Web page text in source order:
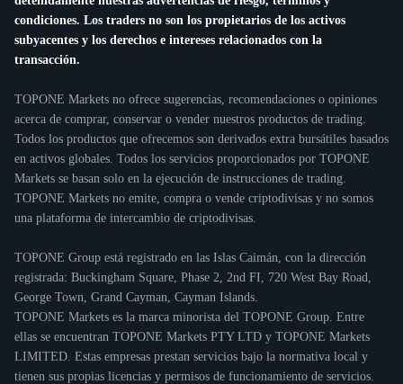
condiciones. Los traders no son los propietarios de los activos
subyacentes y los derechos e intereses relacionados con la
transacción.
TOPONE Markets no ofrece sugerencias, recomendaciones o opiniones
acerca de comprar, conservar o vender nuestros productos de trading.
Todos los productos que ofrecemos son derivados extra bursátiles basados
en activos globales. Todos los servicios proporcionados por TOPONE
Markets se basan solo en la ejecución de instrucciones de trading.
TOPONE Markets no emite, compra o vende criptodivisas y no somos
una plataforma de intercambio de criptodivisas.
TOPONE Group está registrado en las Islas Caimán, con la dirección
registrada: Buckingham Square, Phase 2, 2nd FI, 720 West Bay Road,
George Town, Grand Cayman, Cayman Islands.
TOPONE Markets es la marca minorista del TOPONE Group. Entre
ellas se encuentran TOPONE Markets PTY LTD y TOPONE Markets
LIMITED. Estas empresas prestan servicios bajo la normativa local y
tienen sus propias licencias y permisos de funcionamiento de servicios.